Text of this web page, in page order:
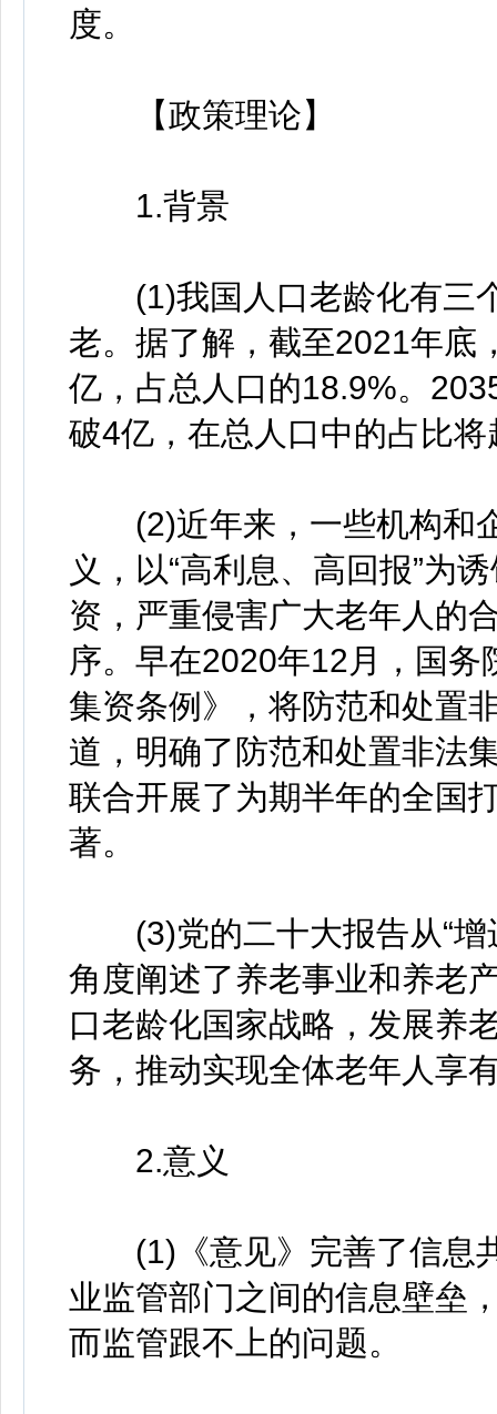
度。
【政策理论】
1.背景
(1)我国人口老龄化有三
老。据了解，截至2021年底
亿，占总人口的18.9%。
破4亿，在总人口中的占比
(2)近年来，一些机构和企
义，以“高利息、高回报”为
资，严重侵害广大老年人的
序。早在2020年12月，国
集资条例》，将防范和处置
道，明确了防范和处置非法
联合开展了为期半年的全国
著。
(3)党的二十大报告从“增
角度阐述了养老事业和养老
口老龄化国家战略，发展养
务，推动实现全体老年人享
2.意义
(1)《意见》完善了信息
业监管部门之间的信息壁垒
而监管跟不上的问题。